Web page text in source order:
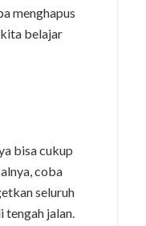
menghapus
kita belajar
bisa cukup
coba
seluruh
tengah jalan.